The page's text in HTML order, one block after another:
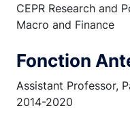
CEPR Research and
Macro and Finance
Fonction
Assistant Professor,
2014-2020